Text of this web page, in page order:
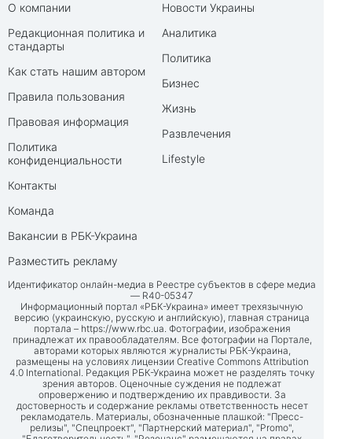
О компании
Редакционная политика и
стандарты
Как стать нашим автором
Правила пользования
Правовая информация
Политика
конфиденциальности
Контакты
Команда
Вакансии в РБК-Украина
Разместить рекламу
Новости Украины
Аналитика
Политика
Бизнес
Жизнь
Развлечения
Lifestyle
Идентификатор онлайн-медиа в Реестре субъектов в сфере медиа
— R40-05347
Информационный портал «РБК-Украина» имеет трехязычную
версию (украинскую, русскую и английскую), главная страница
портала – https://www.rbc.ua. Фотографии, изображения
принадлежат их правообладателям. Все фотографии на Портале,
авторами которых являются журналисты РБК-Украина,
размещены на условиях лицензии Creative Commons Attribution
4.0 International. Редакция РБК-Украина может не разделять точку
зрения авторов. Оценочные суждения не подлежат
опровержению и подтверждению их правдивости. За
достоверность и содержание рекламы ответственность несет
рекламодатель. Материалы, обозначенные плашкой: "Пресс-
релизы", "Спецпроект", "Партнерский материал", "Promo",